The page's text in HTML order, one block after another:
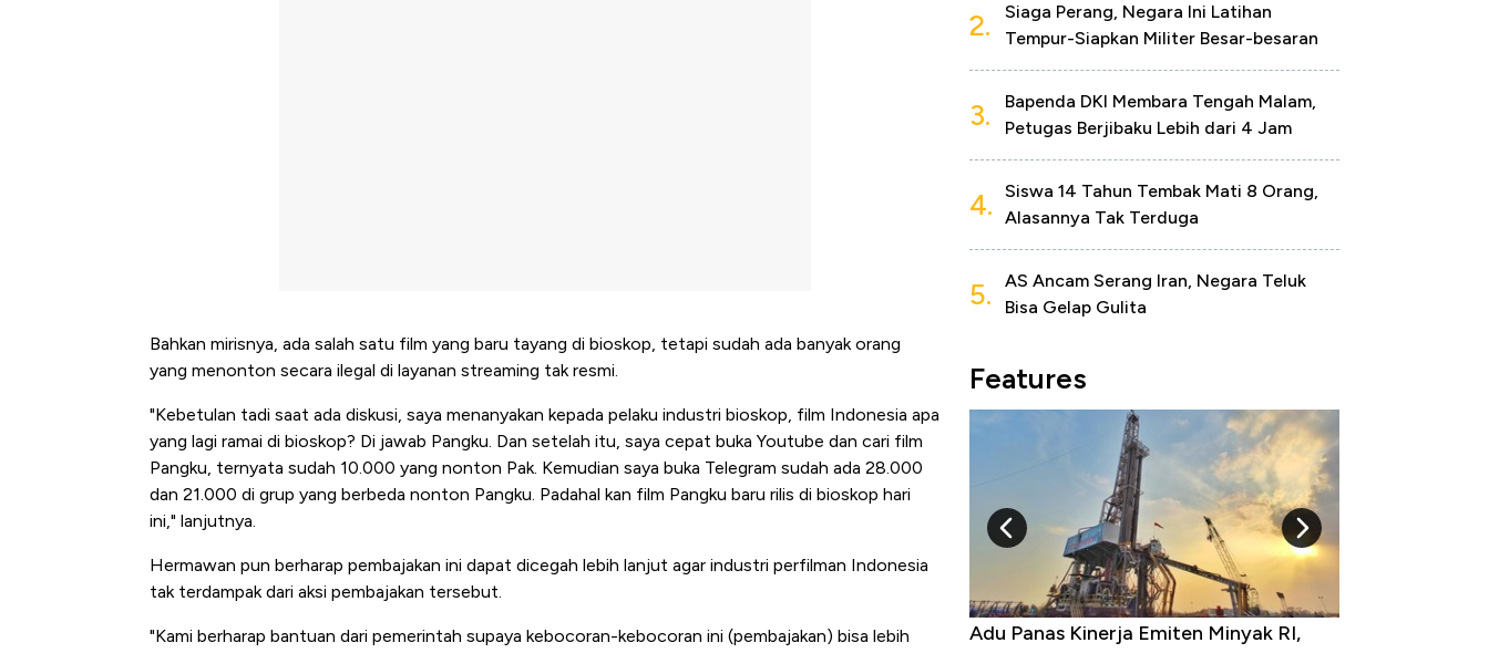
Bahkan mirisnya, ada salah satu film yang baru tayang di bioskop, tetapi sudah ada banyak orang
yang menonton secara ilegal di layanan streaming tak resmi.
"Kebetulan tadi saat ada diskusi, saya menanyakan kepada pelaku industri bioskop, film Indonesia apa
yang lagi ramai di bioskop? Di jawab Pangku. Dan setelah itu, saya cepat buka Youtube dan cari film
Pangku, ternyata sudah 10.000 yang nonton Pak. Kemudian saya buka Telegram sudah ada 28.000
dan 21.000 di grup yang berbeda nonton Pangku. Padahal kan film Pangku baru rilis di bioskop hari
ini," lanjutnya.
Hermawan pun berharap pembajakan ini dapat dicegah lebih lanjut agar industri perfilman Indonesia
tak terdampak dari aksi pembajakan tersebut.
"Kami berharap bantuan dari pemerintah supaya kebocoran-kebocoran ini (pembajakan) bisa lebih
2.
Siaga Perang, Negara Ini Latihan
Tempur-Siapkan Militer Besar-besaran
3.
Bapenda DKI Membara Tengah Malam,
Petugas Berjibaku Lebih dari 4 Jam
4.
Siswa 14 Tahun Tembak Mati 8 Orang,
Alasannya Tak Terduga
5.
AS Ancam Serang Iran, Negara Teluk
Bisa Gelap Gulita
Features
Kongo Tutup Keran Ekspor, Harga
Adu Panas Kinerja Emiten Minyak RI,
10 Provinsi dengan Tingkat